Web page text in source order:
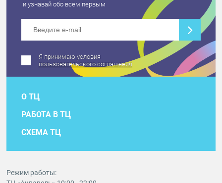
и узнавай обо всем первым
Я принимаю условия
пользовательского соглашения
О ТЦ
РАБОТА В ТЦ
СХЕМА ТЦ
Режим работы: